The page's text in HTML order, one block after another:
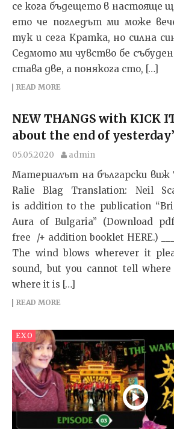
се кога бъдещето в настояще
ето че погледът ми може
тук и сега Кратка, но силна
Седмото ми чувство бе
става две, а понякога сто, […]
READ MORE
NEW THANGS with KICK
about the end of
05.05.2020 admin
Материалът на български виж
Ralie Blag Translation: Neil
is addition to the publication
Aura of Bulgaria” (Download
free /+ addition booklet HERE.)
The wind blows wherever it
sound, but you cannot tell
where it is […]
READ MORE
EXO